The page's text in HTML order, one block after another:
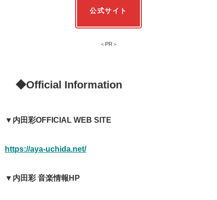
公式サイト
＜PR＞
◆Official Information
▼内田彩OFFICIAL WEB SITE
https://aya-uchida.net/
▼内田彩 音楽情報HP